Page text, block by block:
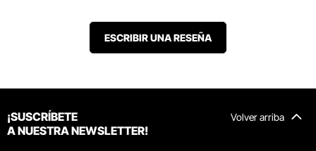
ESCRIBIR UNA RESEÑA
Volver arriba
¡SUSCRÍBETE
A NUESTRA NEWSLETTER!